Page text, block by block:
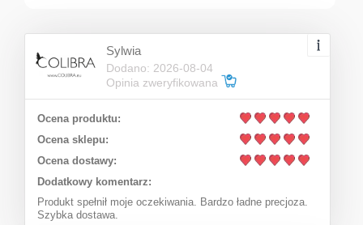
Chain with a bulbous heart (C22 / LAT / 85 / 2AU)
89,25 zł
Regular price:
Sylwia
Dodano: 2026-08-04
Opinia zweryfikowana
Ocena produktu:
Ocena sklepu:
Ocena dostawy:
Dodatkowy komentarz:
Produkt spełnił moje oczekiwania. Bardzo ładne precjoza.
Szybka dostawa.